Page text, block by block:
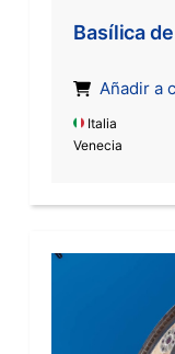
Basílica
Añadir a
Italia
Venecia